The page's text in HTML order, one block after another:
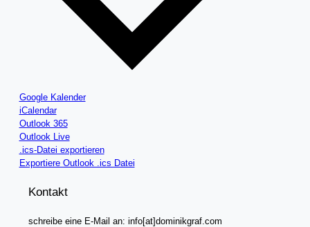
Google Kalender
iCalendar
Outlook 365
Outlook Live
.ics-Datei exportieren
Exportiere Outlook .ics Datei
Kontakt
schreibe eine E-Mail an: info[at]dominikgraf.com